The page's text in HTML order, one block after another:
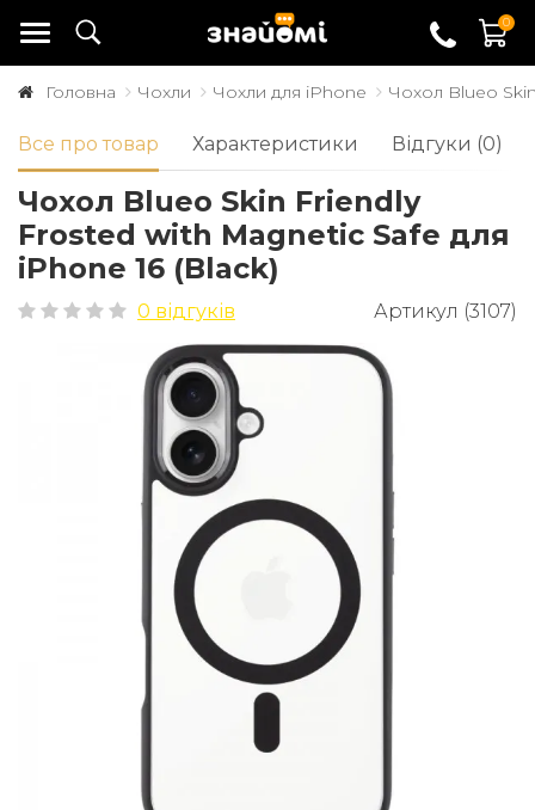
0
Головна Чохли Чохли для iPhone Чохол Blueo
Все про товар Характеристики Відгуки (0)
Чохол Blueo Skin Friendly
Frosted with Magnetic Safe для
iPhone 16 (Black)
0 відгуків Артикул (3107)